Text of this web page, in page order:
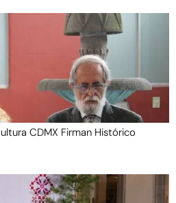
CDMX Firman Histórico